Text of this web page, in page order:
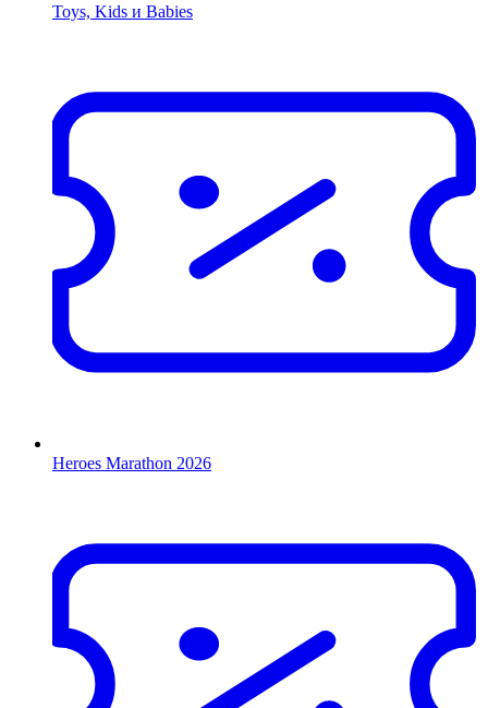
Toys, Kids и Babies
Heroes Marathon 2026